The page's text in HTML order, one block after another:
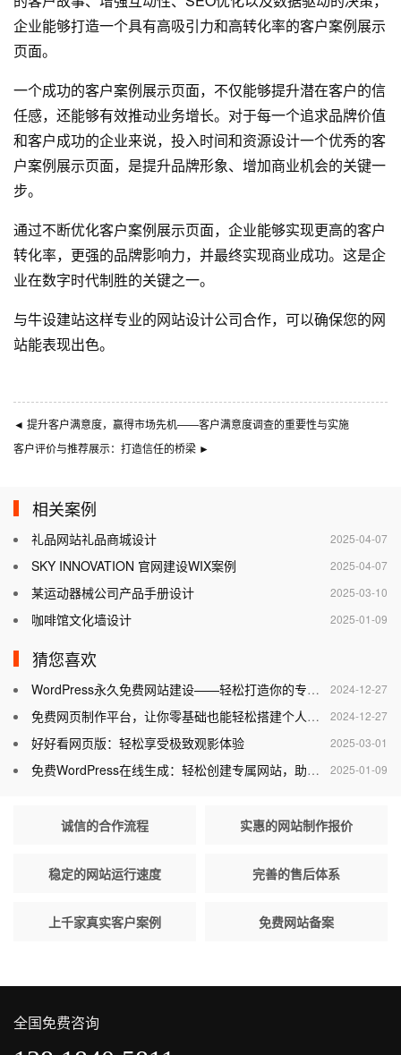
企业能够打造一个具有高吸引力和高转化率的客户案例展示
页面。
一个成功的客户案例展示页面，不仅能够提升潜在客户的信
任感，还能够有效推动业务增长。对于每一个追求品牌价值
和客户成功的企业来说，投入时间和资源设计一个优秀的客
户案例展示页面，是提升品牌形象、增加商业机会的关键一
步。
通过不断优化客户案例展示页面，企业能够实现更高的客户
转化率，更强的品牌影响力，并最终实现商业成功。这是企
业在数字时代制胜的关键之一。
与牛设建站这样专业的网站设计公司合作，可以确保您的网
站能表现出色。
◄ 提升客户满意度，赢得市场先机——客户满意度调查的重要性与实施
客户评价与推荐展示：打造信任的桥梁 ►
相关案例
2025-04-07
礼品网站礼品商城设计
2025-04-07
SKY INNOVATION 官网建设WIX案例
2025-03-10
某运动器械公司产品手册设计
2025-01-09
咖啡馆文化墙设计
猜您喜欢
2024-12-27
WordPress永久免费网站建设——轻松打造你的专属网站
2024-12-27
免费网页制作平台，让你零基础也能轻松搭建个人网站
2025-03-01
好好看网页版：轻松享受极致观影体验
2025-01-09
免费WordPress在线生成：轻松创建专属网站，助力个人与企业腾飞
诚信的合作流程 实惠的网站制作报价
稳定的网站运行速度 完善的售后体系
上千家真实客户案例 免费网站备案
全国免费咨询